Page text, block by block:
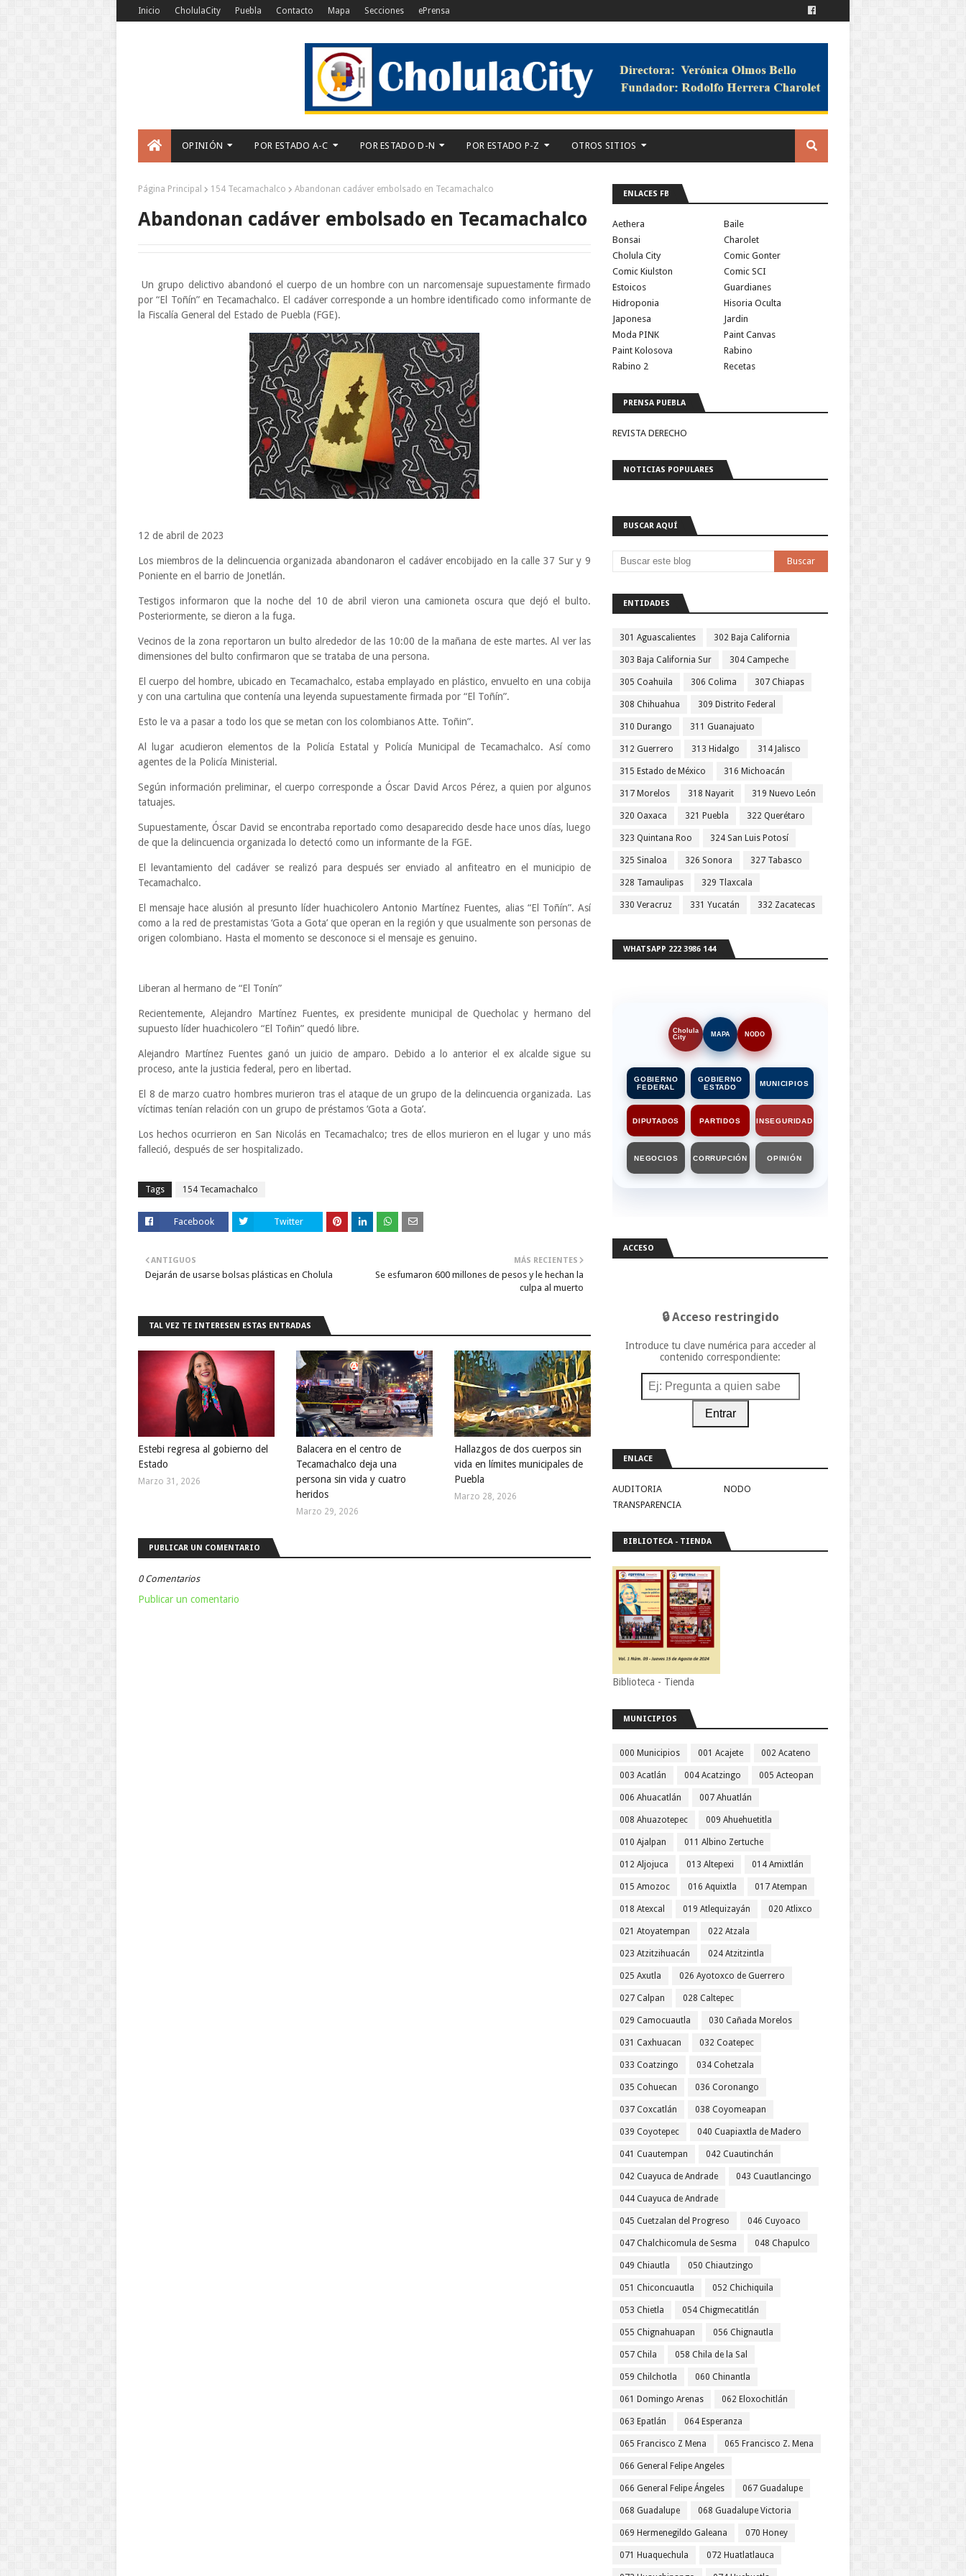
Inicio CholulaCity Puebla Contacto Mapa Secciones ePrensa
OPINIÓN POR ESTADO A-C POR ESTADO D-N POR ESTADO P-Z OTROS SITIOS
Página Principal 154 Tecamachalco Abandonan cadáver embolsado en Tecamachalco
Abandonan cadáver embolsado en Tecamachalco
Un grupo delictivo abandonó el cuerpo de un hombre con un narcomensaje supuestamente firmado
por “El Toñín” en Tecamachalco. El cadáver corresponde a un hombre identificado como informante de
la Fiscalía General del Estado de Puebla (FGE).
12 de abril de 2023
Los miembros de la delincuencia organizada abandonaron el cadáver encobijado en la calle 37 Sur y 9
Poniente en el barrio de Jonetlán.
Testigos informaron que la noche del 10 de abril vieron una camioneta oscura que dejó el bulto.
Posteriormente, se dieron a la fuga.
Vecinos de la zona reportaron un bulto alrededor de las 10:00 de la mañana de este martes. Al ver las
dimensiones del bulto confirmaron que se trataba de una persona.
El cuerpo del hombre, ubicado en Tecamachalco, estaba emplayado en plástico, envuelto en una cobija
y con una cartulina que contenía una leyenda supuestamente firmada por “El Toñín”.
Esto le va a pasar a todo los que se metan con los colombianos Atte. Toñin”.
Al lugar acudieron elementos de la Policía Estatal y Policía Municipal de Tecamachalco. Así como
agentes de la Policía Ministerial.
Según información preliminar, el cuerpo corresponde a Óscar David Arcos Pérez, a quien por algunos
tatuajes.
Supuestamente, Óscar David se encontraba reportado como desaparecido desde hace unos días, luego
de que la delincuencia organizada lo detectó como un informante de la FGE.
El levantamiento del cadáver se realizó para después ser enviado al anfiteatro en el municipio de
Tecamachalco.
El mensaje hace alusión al presunto líder huachicolero Antonio Martínez Fuentes, alias “El Toñín”. Así
como a la red de prestamistas ‘Gota a Gota’ que operan en la región y que usualmente son personas de
origen colombiano. Hasta el momento se desconoce si el mensaje es genuino.
Liberan al hermano de “El Tonín”
Recientemente, Alejandro Martínez Fuentes, ex presidente municipal de Quecholac y hermano del
supuesto líder huachicolero “El Toñin” quedó libre.
Alejandro Martínez Fuentes ganó un juicio de amparo. Debido a lo anterior el ex alcalde sigue su
proceso, ante la justicia federal, pero en libertad.
El 8 de marzo cuatro hombres murieron tras el ataque de un grupo de la delincuencia organizada. Las
víctimas tenían relación con un grupo de préstamos ‘Gota a Gota’.
Los hechos ocurrieron en San Nicolás en Tecamachalco; tres de ellos murieron en el lugar y uno más
falleció, después de ser hospitalizado.
Tags 154 Tecamachalco
Facebook Twitter
MÁS RECIENTES
Se esfumaron 600 millones de pesos y le hechan la
culpa al muerto
ANTIGUOS
Dejarán de usarse bolsas plásticas en Cholula
TAL VEZ TE INTERESEN ESTAS ENTRADAS
Estebi regresa al gobierno del
Estado
Marzo 31, 2026
Balacera en el centro de
Tecamachalco deja una
persona sin vida y cuatro
heridos
Marzo 29, 2026
Hallazgos de dos cuerpos sin
vida en límites municipales de
Puebla
Marzo 28, 2026
PUBLICAR UN COMENTARIO
0 Comentarios
Publicar un comentario
ENLACES FB
Aethera
Baile
Bonsai
Charolet
Cholula City
Comic Gonter
Comic Kiulston
Comic SCI
Estoicos
Guardianes
Hidroponia
Hisoria Oculta
Japonesa
Jardin
Moda PINK
Paint Canvas
Paint Kolosova
Rabino
Rabino 2
Recetas
PRENSA PUEBLA
REVISTA DERECHO
NOTICIAS POPULARES
BUSCAR AQUÍ
ENTIDADES
301 Aguascalientes 302 Baja California
303 Baja California Sur 304 Campeche
305 Coahuila 306 Colima 307 Chiapas
308 Chihuahua 309 Distrito Federal
310 Durango 311 Guanajuato
312 Guerrero 313 Hidalgo 314 Jalisco
315 Estado de México 316 Michoacán
317 Morelos 318 Nayarit 319 Nuevo León
320 Oaxaca 321 Puebla 322 Querétaro
323 Quintana Roo 324 San Luis Potosí
325 Sinaloa 326 Sonora 327 Tabasco
328 Tamaulipas 329 Tlaxcala
330 Veracruz 331 Yucatán 332 Zacatecas
WHATSAPP 222 3986 144
Cholula
City
MAPA NODO
GOBIERNO
FEDERAL
GOBIERNO
ESTADO
MUNICIPIOS
DIPUTADOS PARTIDOS INSEGURIDAD
NEGOCIOS CORRUPCIÓN OPINIÓN
ACCESO
🔒 Acceso restringido
Introduce tu clave numérica para acceder al
contenido correspondiente:
Entrar
ENLACE
AUDITORIA
NODO
TRANSPARENCIA
BIBLIOTECA - TIENDA
Biblioteca - Tienda
MUNICIPIOS
000 Municipios 001 Acajete 002 Acateno
003 Acatlán 004 Acatzingo 005 Acteopan
006 Ahuacatlán 007 Ahuatlán
008 Ahuazotepec 009 Ahuehuetitla
010 Ajalpan 011 Albino Zertuche
012 Aljojuca 013 Altepexi 014 Amixtlán
015 Amozoc 016 Aquixtla 017 Atempan
018 Atexcal 019 Atlequizayán 020 Atlixco
021 Atoyatempan 022 Atzala
023 Atzitzihuacán 024 Atzitzintla
025 Axutla 026 Ayotoxco de Guerrero
027 Calpan 028 Caltepec
029 Camocuautla 030 Cañada Morelos
031 Caxhuacan 032 Coatepec
033 Coatzingo 034 Cohetzala
035 Cohuecan 036 Coronango
037 Coxcatlán 038 Coyomeapan
039 Coyotepec 040 Cuapiaxtla de Madero
041 Cuautempan 042 Cuautinchán
042 Cuayuca de Andrade 043 Cuautlancingo
044 Cuayuca de Andrade
045 Cuetzalan del Progreso 046 Cuyoaco
047 Chalchicomula de Sesma 048 Chapulco
049 Chiautla 050 Chiautzingo
051 Chiconcuautla 052 Chichiquila
053 Chietla 054 Chigmecatitlán
055 Chignahuapan 056 Chignautla
057 Chila 058 Chila de la Sal
059 Chilchotla 060 Chinantla
061 Domingo Arenas 062 Eloxochitlán
063 Epatlán 064 Esperanza
065 Francisco Z Mena 065 Francisco Z. Mena
066 General Felipe Angeles
066 General Felipe Ángeles 067 Guadalupe
068 Guadalupe 068 Guadalupe Victoria
069 Hermenegildo Galeana 070 Honey
071 Huaquechula 072 Huatlatlauca